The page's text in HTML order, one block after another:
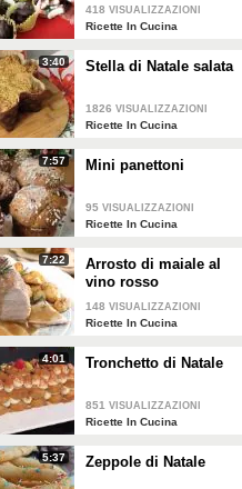
418 VISUALIZZAZIONI
Ricette In Cucina
3:40 Stella di Natale salata
1826 VISUALIZZAZIONI
Ricette In Cucina
7:57 Mini panettoni
95 VISUALIZZAZIONI
Ricette In Cucina
7:22
Arrosto di maiale al
vino rosso
148 VISUALIZZAZIONI
Ricette In Cucina
4:01 Tronchetto di Natale
851 VISUALIZZAZIONI
Ricette In Cucina
5:37 Zeppole di Natale
maionese e capperi per un
cremoso e invitante.
servirlo come secondo
accompagnandolo con
fresca di stagione: se
restare dopo il pasto,
per farcire dei
panini. Scoprite come
questo piatto seguendo
ricetta.